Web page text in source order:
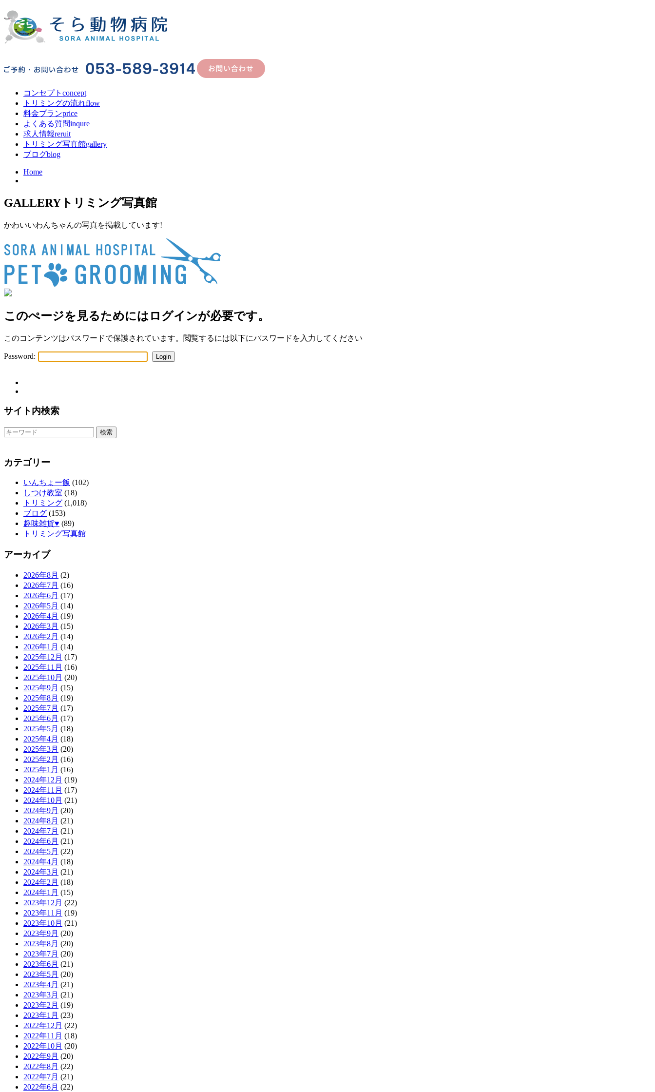
コンセプト concept
トリミングの流れflow
料金プランprice
よくある質問inqure
求人情報reruit
トリミング写真館gallery
ブログblog
Home
GALLERY トリミング写真館
かわいいわんちゃんの写真を掲載しています!
このぺージを見るためにはログインが必要です。
このコンテンツはパスワードで保護されています。閲覧するには以下にパスワードを入力してください
Password:
サイト内検索
カテゴリー
いんちょー飯 (102)
しつけ教室 (18)
トリミング (1,018)
ブログ (153)
趣味雑貨♥ (89)
トリミング写真館
アーカイブ
2026年8月 (2)
2026年7月 (16)
2026年6月 (17)
2026年5月 (14)
2026年4月 (19)
2026年3月 (15)
2026年2月 (14)
2026年1月 (14)
2025年12月 (17)
2025年11月 (16)
2025年10月 (20)
2025年9月 (15)
2025年8月 (19)
2025年7月 (17)
2025年6月 (17)
2025年5月 (18)
2025年4月 (18)
2025年3月 (20)
2025年2月 (16)
2025年1月 (16)
2024年12月 (19)
2024年11月 (17)
2024年10月 (21)
2024年9月 (20)
2024年8月 (21)
2024年7月 (21)
2024年6月 (21)
2024年5月 (22)
2024年4月 (18)
2024年3月 (21)
2024年2月 (18)
2024年1月 (15)
2023年12月 (22)
2023年11月 (19)
2023年10月 (21)
2023年9月 (20)
2023年8月 (20)
2023年7月 (20)
2023年6月 (21)
2023年5月 (20)
2023年4月 (21)
2023年3月 (21)
2023年2月 (19)
2023年1月 (23)
2022年12月 (22)
2022年11月 (18)
2022年10月 (20)
2022年9月 (20)
2022年8月 (22)
2022年7月 (21)
2022年6月 (22)